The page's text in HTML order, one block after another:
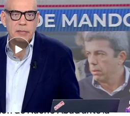
llegó al centro de mando en
la emergencia
a las 20:28 horas
de Nacho Abad ante la